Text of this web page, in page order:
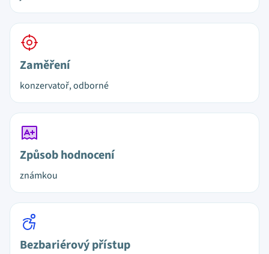
Zaměření
konzervatoř, odborné
Způsob hodnocení
známkou
Bezbariérový přístup